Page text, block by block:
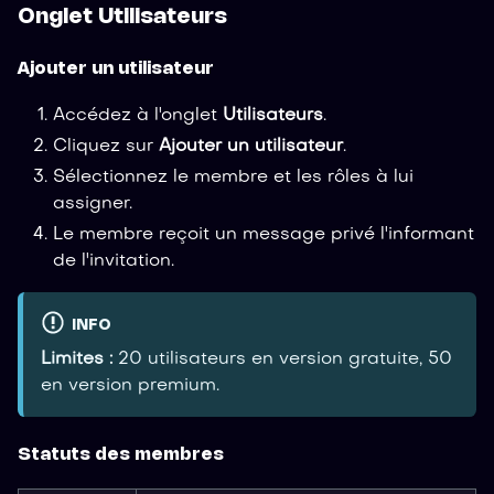
Onglet Utilisateurs
Ajouter un utilisateur
Accédez à l'onglet Utilisateurs.
Cliquez sur Ajouter un utilisateur.
Sélectionnez le membre et les rôles à lui
assigner.
Le membre reçoit un message privé l'informant
de l'invitation.
INFO
Limites : 20 utilisateurs en version gratuite, 50
en version premium.
Statuts des membres